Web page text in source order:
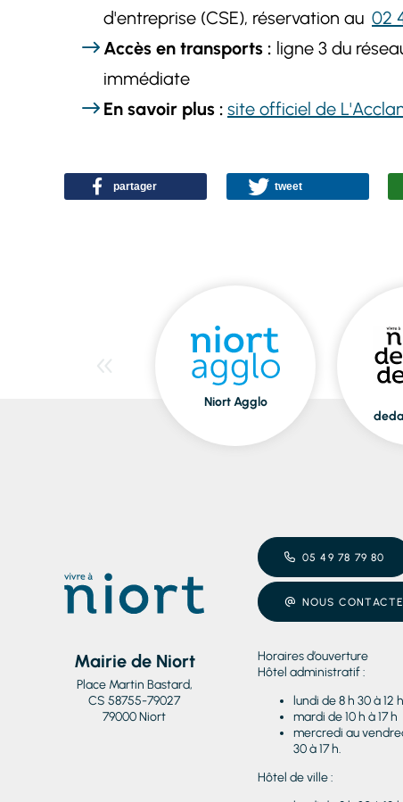
d'entreprise (CSE), réservation au 02
Accès en transports : ligne 3 du
immédiate
En savoir plus : site officiel de
partager tweet
Niort Agglo
Mairie de Niort
Place Martin Bastard,
CS 58755-79027
79000 Niort
05 49 78 79 80
NOUS
Horaires d’ouverture
Hôtel administratif :
lundi de 8 h 30 à 12
mardi de 10 h à 17 h
mercredi au
30 à 17 h.
Hôtel de ville :